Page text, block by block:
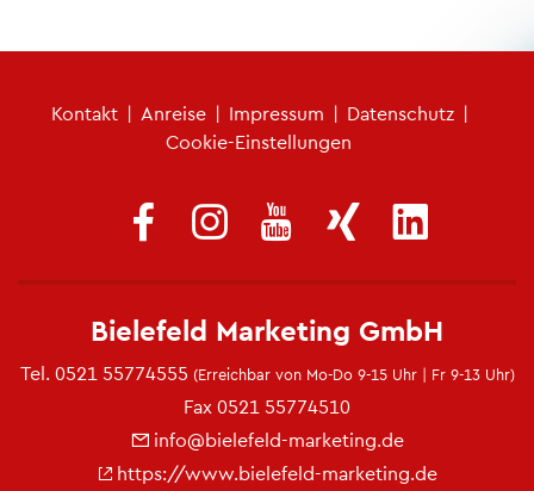
Kon­takt | An­rei­se | Im­pres­sum | Da­ten­schutz |
Coo­kie-Ein­stel­lun­gen
Bie­le­feld Mar­ke­ting GmbH
Tel. 0521 55774555 (Er­reich­bar von Mo-Do 9-15 Uhr | Fr 9-13 Uhr)
Fax 0521 55774510
info@​bielefeld-​marketing.​de
https://​www.​bielefeld-​marketing.​de